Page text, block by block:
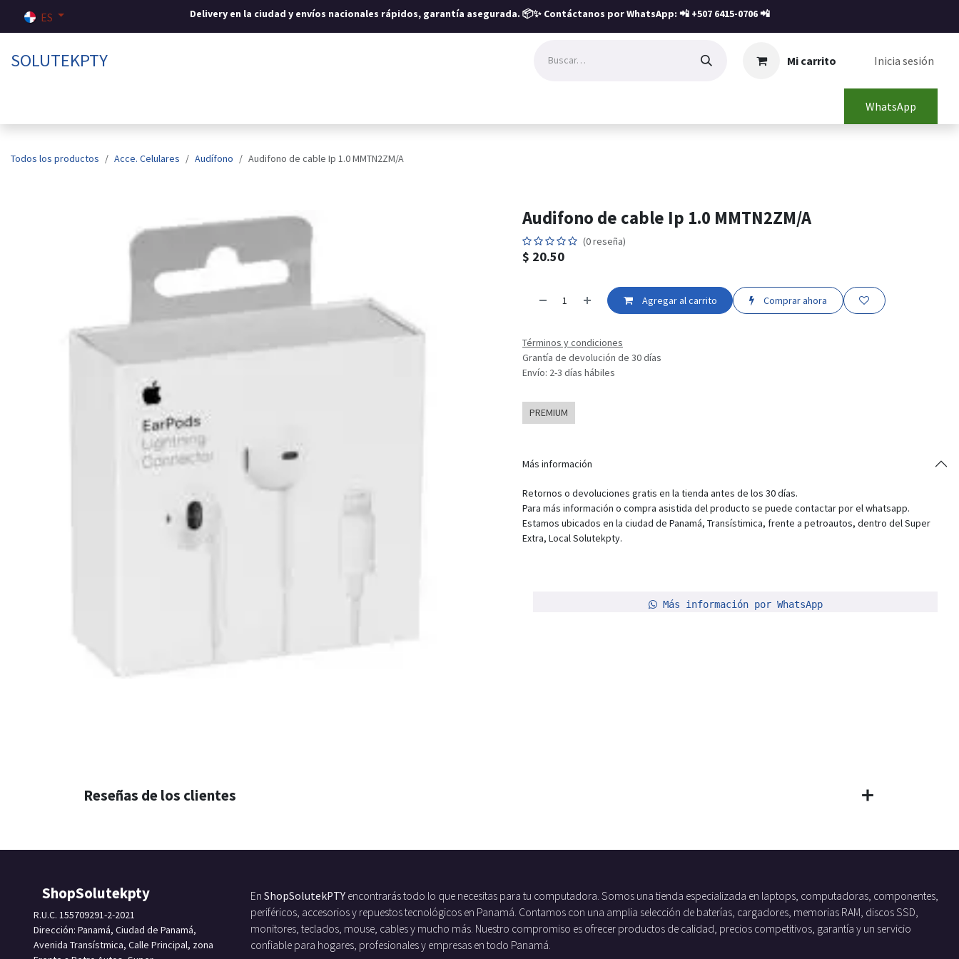
ES Delivery en la ciudad y envíos nacionales rápidos, garantía asegurada. 📦✨ Contáctanos por WhatsApp: 📲 +507 6415-0706📲
SOLUTEKPTY Mi carrito Inicia sesión
WhatsApp
Todos los productos Acce. Celulares Audífono Audifono de cable Ip 1.0 MMTN2ZM/A
Audifono de cable Ip 1.0 MMTN2ZM/A
(0 reseña)
$ 20.50
Agregar al carrito Comprar ahora
Términos y condiciones
Grantía de devolución de 30 días
Envío: 2-3 días hábiles
PREMIUM
Más información
Retornos o devoluciones gratis en la tienda antes de los 30 días.
Para más información o compra asistida del producto se puede contactar por el whatsapp.
Estamos ubicados en la ciudad de Panamá, Transístimica, frente a petroautos, dentro del Super
Extra, Local Solutekpty.
Más información por WhatsApp
Reseñas de los clientes
ShopSolutekpty
R.U.C. 155709291-2-2021
Dirección: Panamá, Ciudad de Panamá,
Avenida Transístmica, Calle Principal, zona
En ShopSolutekPTY encontrarás todo lo que necesitas para tu computadora. Somos una tienda especializada en laptops, computadoras, componentes,
periféricos, accesorios y repuestos tecnológicos en Panamá. Contamos con una amplia selección de baterías, cargadores, memorias RAM, discos SSD,
monitores, teclados, mouse, cables y mucho más. Nuestro compromiso es ofrecer productos de calidad, precios competitivos, garantía y un servicio
confiable para hogares, profesionales y empresas en todo Panamá.